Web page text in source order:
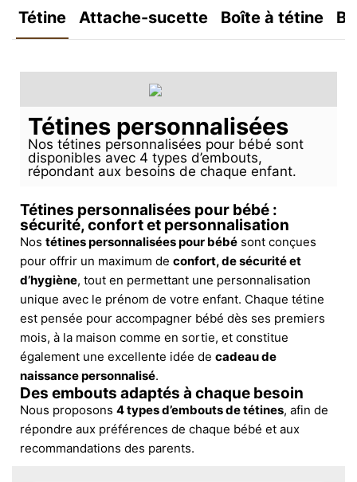
Tétine Attache-sucette Boîte à tétine
Tétines personnalisées
Nos tétines personnalisées pour bébé sont
disponibles avec 4 types d’embouts,
répondant aux besoins de chaque enfant.
Tétines personnalisées pour bébé :
sécurité, confort et personnalisation
Nos tétines personnalisées pour bébé sont conçues
pour offrir un maximum de confort, de sécurité et
d’hygiène, tout en permettant une personnalisation
unique avec le prénom de votre enfant. Chaque tétine
est pensée pour accompagner bébé dès ses premiers
mois, à la maison comme en sortie, et constitue
également une excellente idée de cadeau de
naissance personnalisé.
Des embouts adaptés à chaque besoin
Nous proposons 4 types d’embouts de tétines, afin de
répondre aux préférences de chaque bébé et aux
recommandations des parents.